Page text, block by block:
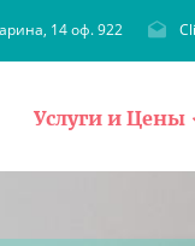
14 оф. 922
Услуги и Цены